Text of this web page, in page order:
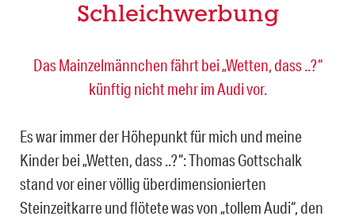
Schleichwerbung
Das Mainzelmännchen fährt bei „Wetten, dass ..?“
künftig nicht mehr im Audi vor.
Es war immer der Höhepunkt für mich und meine
Kinder bei „Wetten, dass ..?“: Thomas Gottschalk
stand vor einer völlig überdimensionierten
Steinzeitkarre und flötete was von „tollem Audi“, den